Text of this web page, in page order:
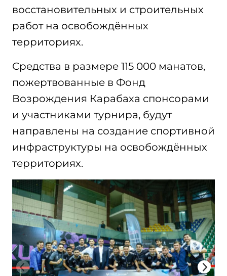
восстановительных и строительных
работ на освобождённых
территориях.
Средства в размере 115 000 манатов,
пожертвованные в Фонд
Возрождения Карабаха спонсорами
и участниками турнира, будут
направлены на создание спортивной
инфраструктуры на освобождённых
территориях.